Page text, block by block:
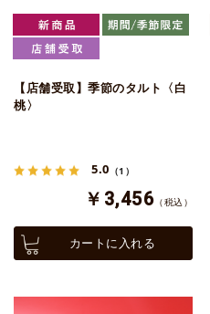
【店舗受取】季節のタルト〈白
桃〉
5.0 （1）
￥3,456 （税込）
カートに入れる